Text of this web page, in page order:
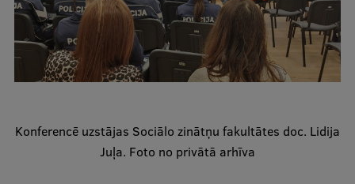
Pētniecības projekti
Zinātnieku brokastis
Vertikāli integrētie projekti
Inovāciju centrs
Konferencē uzstājas Sociālo zinātņu fakultātes doc. Lidija
Juļa. Foto no privātā arhīva